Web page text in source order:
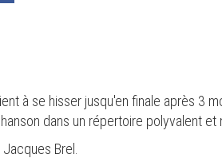
à se hisser jusqu'en finale après 3
dans un répertoire polyvalent et
Brel.